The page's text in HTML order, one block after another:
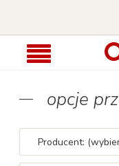
opcje
Producent: